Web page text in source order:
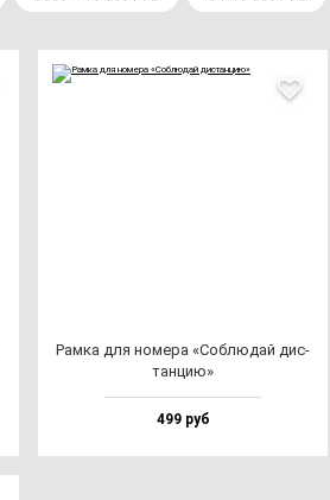
Рам­ка для но­ме­ра «Соб­лю­дай дис­
тан­цию»
499 руб